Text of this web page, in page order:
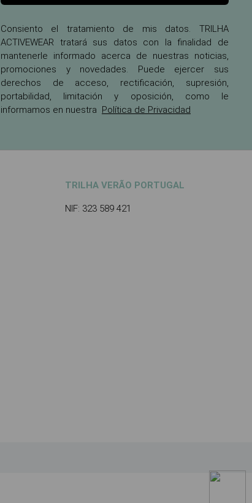
Consiento el tratamiento de mis datos. TRILHA
ACTIVEWEAR tratará sus datos con la finalidad de
mantenerle informado acerca de nuestras noticias,
promociones y novedades. Puede ejercer sus
derechos de acceso, rectificación, supresión,
portabilidad, limitación y oposición, como le
informamos en nuestra
Política de Privacidad
TRILHA VERÃO PORTUGAL
NIF: 323 589 421